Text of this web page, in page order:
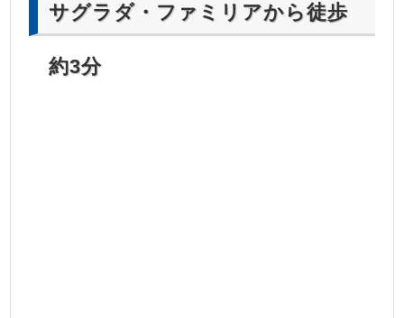
サグラダ・ファミリアから徒歩
約3分